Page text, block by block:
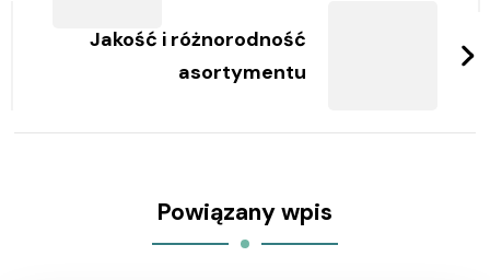
Jakość i różnorodność
asortymentu
Powiązany wpis